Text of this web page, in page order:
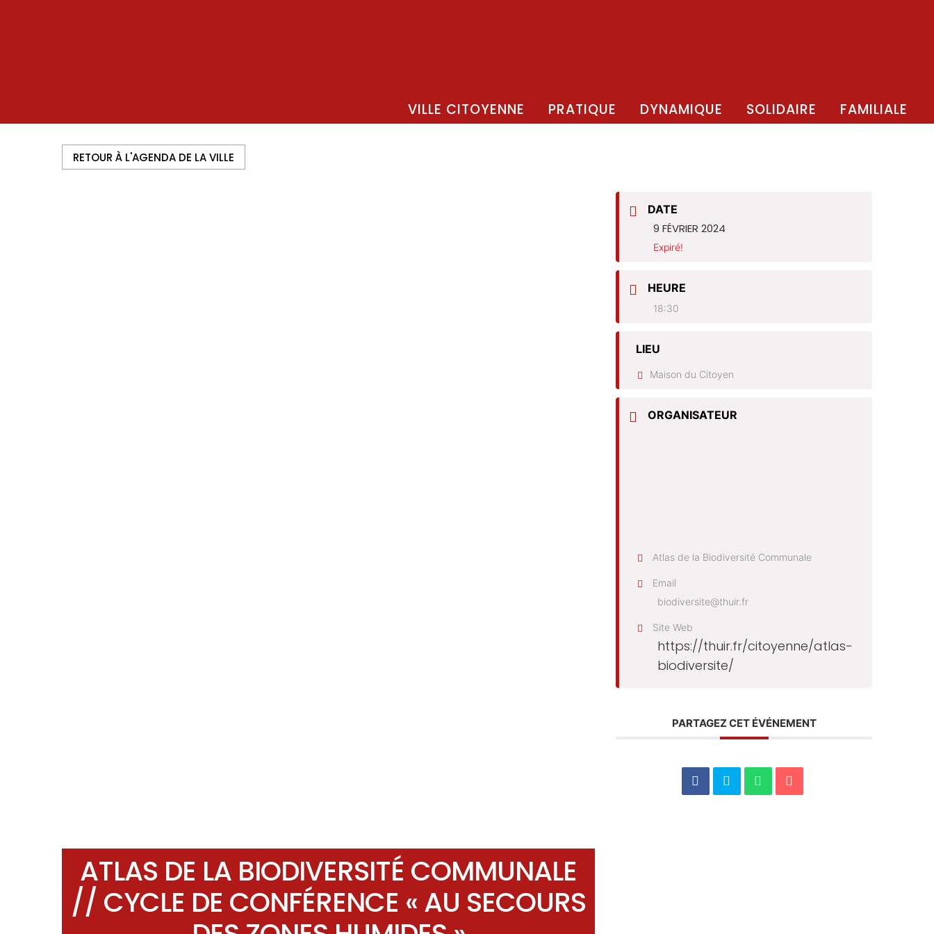
VILLE CITOYENNE PRATIQUE DYNAMIQUE SOLIDAIRE FAMILIALE
RETOUR À L'AGENDA DE LA VILLE
ATLAS DE LA BIODIVERSITÉ COMMUNALE
// CYCLE DE CONFÉRENCE « AU SECOURS
DATE
9 FÉVRIER 2024
Expiré!
HEURE
18:30
LIEU
Maison du Citoyen
ORGANISATEUR
Atlas de la Biodiversité Communale
Email
biodiversite@thuir.fr
Site Web
https://thuir.fr/citoyenne/atlas-
biodiversite/
PARTAGEZ CET ÉVÉNEMENT